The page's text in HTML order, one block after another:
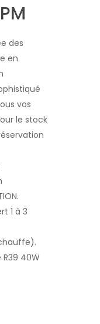
des
en
vos
le stock
1 à 3
R39 40W